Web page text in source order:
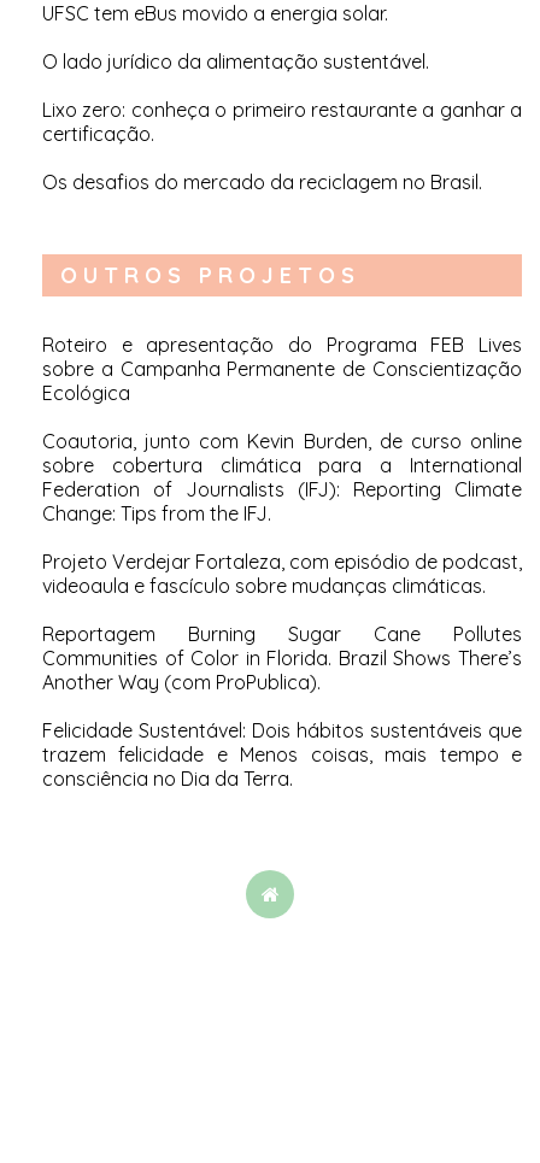
UFSC tem eBus movido a energia solar.
O lado jurídico da alimentação sustentável.
Lixo zero: conheça o primeiro restaurante a ganhar a
certificação.
Os desafios do mercado da reciclagem no Brasil.
OUTROS PROJETOS
Roteiro e apresentação do Programa FEB Lives
sobre a Campanha Permanente de Conscientização
Ecológica
Coautoria, junto com Kevin Burden, de curso online
sobre cobertura climática para a International
Federation of Journalists (IFJ): Reporting Climate
Change: Tips from the IFJ.
Projeto Verdejar Fortaleza, com episódio de podcast,
videoaula e fascículo sobre mudanças climáticas.
Reportagem Burning Sugar Cane Pollutes
Communities of Color in Florida. Brazil Shows There’s
Another Way (com ProPublica).
Felicidade Sustentável: Dois hábitos sustentáveis que
trazem felicidade e Menos coisas, mais tempo e
consciência no Dia da Terra.